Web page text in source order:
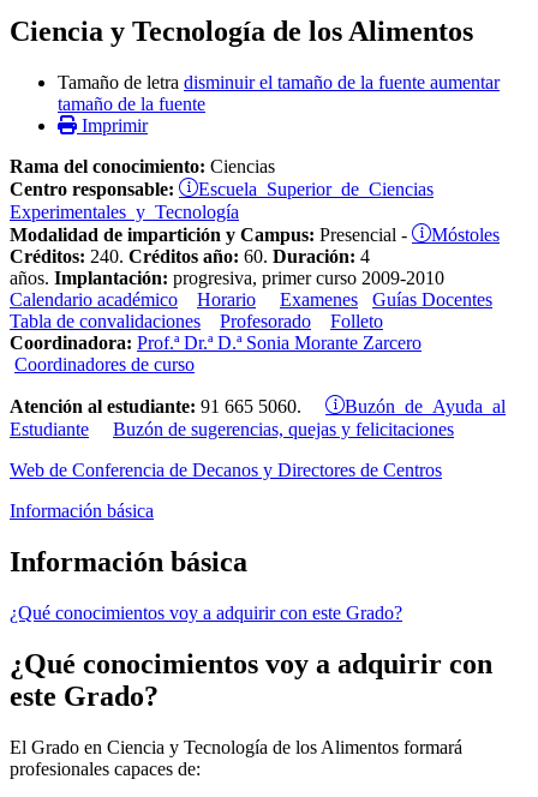
Ciencia y Tecnología de los Alimentos
Tamaño de letra disminuir el tamaño de la fuente aumentar
tamaño de la fuente
Imprimir
Rama del conocimiento: Ciencias
Centro responsable:
Escuela Superior de Ciencias
Experimentales y Tecnología
Modalidad de impartición y Campus: Presencial - Móstoles
Créditos: 240. Créditos año: 60. Duración: 4
años. Implantación: progresiva, primer curso 2009-2010
Calendario académico
Horario Examenes
Guías Docentes
Tabla de convalidaciones
Profesorado
Folleto
Coordinadora: Prof.ª Dr.ª D.ª Sonia Morante Zarcero
Coordinadores de curso
Atención al estudiante: 91 665 5060.
Buzón de Ayuda al
Estudiante
Buzón de sugerencias, quejas y felicitaciones
Web de Conferencia de Decanos y Directores de Centros
Información básica
Información básica
¿Qué conocimientos voy a adquirir con este Grado?
¿Qué conocimientos voy a adquirir con
este Grado?
El Grado en Ciencia y Tecnología de los Alimentos formará
profesionales capaces de: